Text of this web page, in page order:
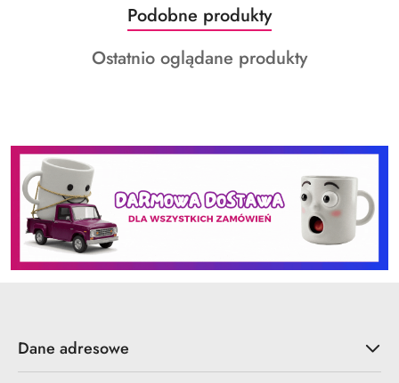
Pomiń karuzelę produktów
Produkty
o
statusie:
Podobne produkty
Produkty
Ostatnio oglądane produkty
Dane adresowe